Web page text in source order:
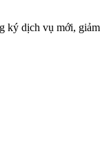
dịch vụ mới,